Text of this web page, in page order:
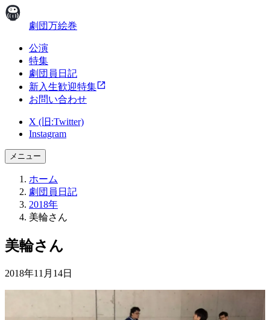
劇団万絵巻
公演
特集
劇団員日記
新入生歓迎特集
お問い合わせ
X (旧:Twitter)
Instagram
メニュー
ホーム
劇団員日記
2018年
美輪さん
美輪さん
2018年11月14日